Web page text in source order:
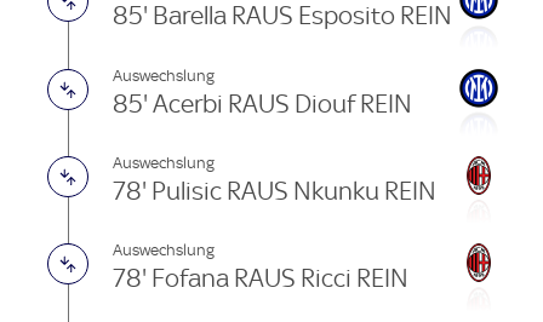
85' Barella RAUS Esposito REIN
Auswechslung
85' Acerbi RAUS Diouf REIN
Auswechslung
78' Pulisic RAUS Nkunku REIN
Auswechslung
78' Fofana RAUS Ricci REIN